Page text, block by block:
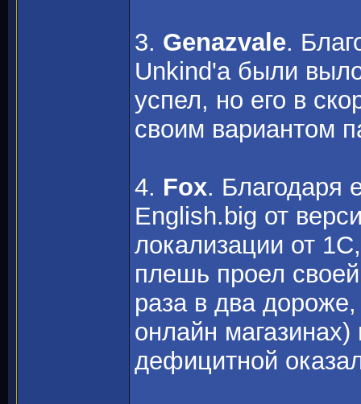
3. Genazvale.
Unkind'a были
успел, но его в
своим вариантом
4. Fox. Благодаря
English.big от
локализации от
плешь проел
раза в два
онлайн
дефицитной